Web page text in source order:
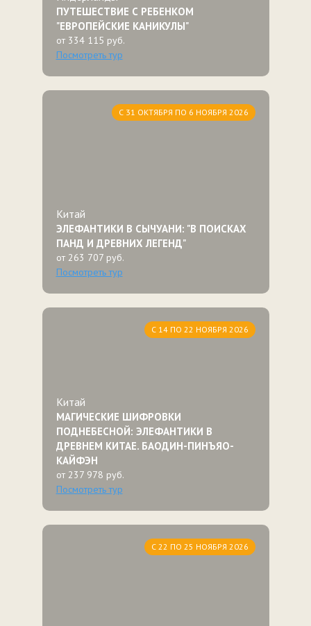
ПУТЕШЕСТВИЕ С РЕБЕНКОМ
"ЕВРОПЕЙСКИЕ КАНИКУЛЫ"
от 334 115 руб.
Посмотреть тур
С 31 ОКТЯБРЯ ПО 6 НОЯБРЯ 2026
Китай
ЭЛЕФАНТИКИ В СЫЧУАНИ: "В ПОИСКАХ
ПАНД И ДРЕВНИХ ЛЕГЕНД"
от 263 707 руб.
Посмотреть тур
С 14 ПО 22 НОЯБРЯ 2026
Китай
МАГИЧЕСКИЕ ШИФРОВКИ
ПОДНЕБЕСНОЙ: ЭЛЕФАНТИКИ В
ДРЕВНЕМ КИТАЕ. БАОДИН-ПИНЪЯО-
КАЙФЭН
от 237 978 руб.
Посмотреть тур
С 22 ПО 25 НОЯБРЯ 2026